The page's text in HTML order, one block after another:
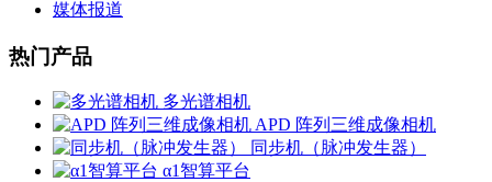
媒体报道
热门产品
多光谱相机
APD 阵列三维成像相机
同步机（脉冲发生器）
α1智算平台